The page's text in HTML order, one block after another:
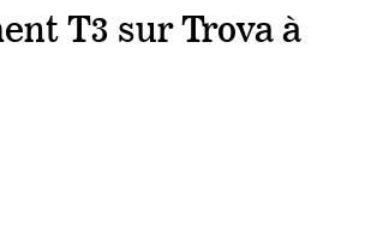
T3 sur Trova à